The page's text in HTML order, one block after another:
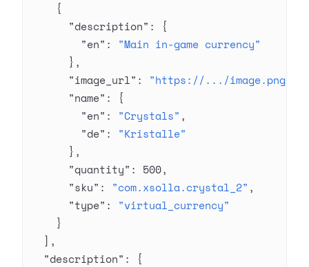
    {
      "description"
: {
        "en"
: "Main in-game currency"
      },
      "image_url"
: "https://.../image.png"
      "name"
: {
        "en"
: "Crystals" ,
        "de"
: "Kristalle"
      },
      "quantity"
: 500,
      "sku"
: "com.xsolla.crystal_2" ,
      "type"
: "virtual_currency"
    }
  ],
  "description"
: {